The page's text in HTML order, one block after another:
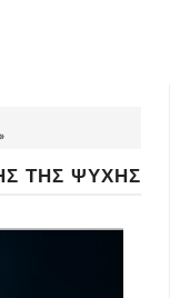
ΤΗΣ ΨΥΧΗΣ